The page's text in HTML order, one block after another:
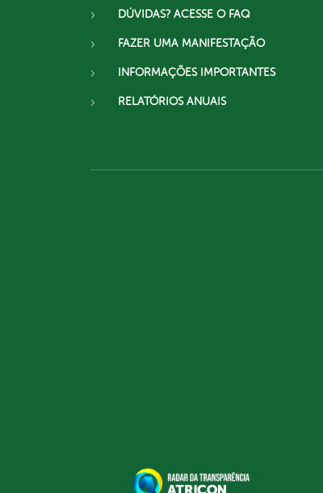
DÚVIDAS? ACESSE O FAQ
FAZER UMA MANIFESTAÇÃO
INFORMAÇÕES IMPORTANTES
RELATÓRIOS ANUAIS